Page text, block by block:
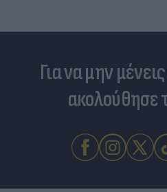
Για να μην
ακολούθησε